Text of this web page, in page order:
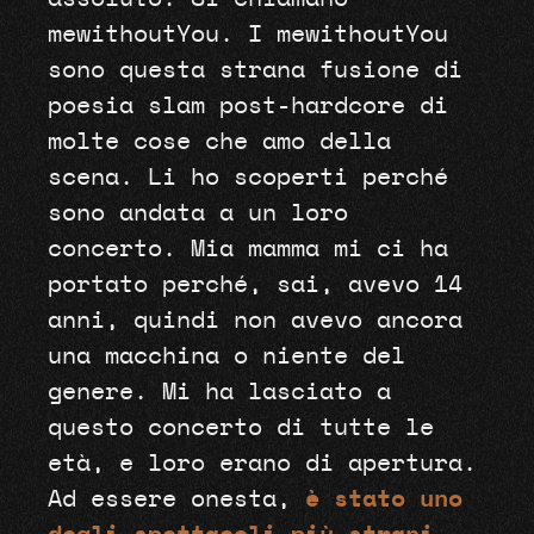
mewithoutYou. I mewithoutYou
sono questa strana fusione di
poesia slam post-hardcore di
molte cose che amo della
scena. Li ho scoperti perché
sono andata a un loro
concerto. Mia mamma mi ci ha
portato perché, sai, avevo 14
anni, quindi non avevo ancora
una macchina o niente del
genere. Mi ha lasciato a
questo concerto di tutte le
età, e loro erano di apertura.
Ad essere onesta, è stato uno